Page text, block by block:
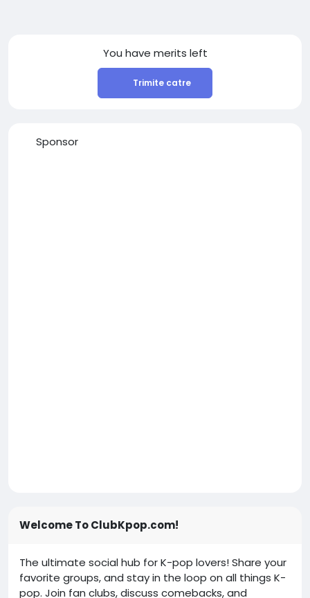
You have merits left
Trimite catre
Sponsor
Welcome To ClubKpop.com!
The ultimate social hub for K-pop lovers! Share your
favorite groups, and stay in the loop on all things K-
pop. Join fan clubs, discuss comebacks, and